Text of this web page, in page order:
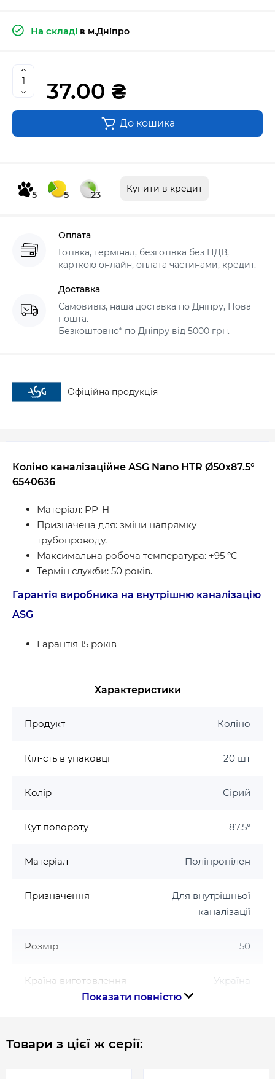
На складі в м.Дніпро
37.00 ₴
До кошика
5 5 23
Купити в кредит
Оплата
Готівка, термінал, безготівка без ПДВ,
карткою онлайн, оплата частинами, кредит.
Доставка
Самовивіз, наша доставка по Дніпру, Нова
пошта.
Безкоштовно* по Дніпру від 5000 грн.
Офіційна продукція
Коліно каналізаційне ASG Nano HTR Ø50х87.5°
6540636
Матеріал: PP-H
Призначена для: зміни напрямку
трубопроводу.
Максимальна робоча температура: +95 °C
Термін служби: 50 років.
Гарантія виробника на внутрішню каналізацію
ASG
Гарантія 15 років
Характеристики
Продукт Коліно
Кіл-сть в упаковці 20 шт
Колір Сірий
Кут повороту 87.5°
Матеріал Поліпропілен
Призначення
Для внутрішньої
каналізації
Розмір 50
Країна виготовлення Україна
Показати повністю
Товари з цієї ж серії: